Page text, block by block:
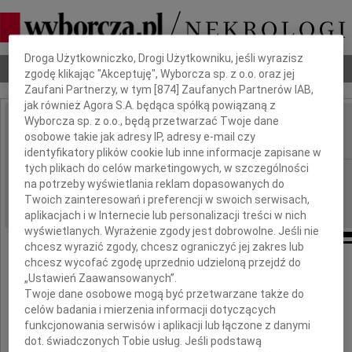
Nekrologi Odeszli Poradnik pogrzebowy
IMIĘ I NAZWISKO: Panagiotis Mitsis
REGION: Gdańsk
DATA EMISJI: 09.11.2011
Z głębokim żalem zawiadamiamy,
zmarł ukochany Mąż, Tatuś i Dziadziuś
Dbamy o Twoją prywatność
Droga Użytkowniczko, Drogi Użytkowniku, jeśli wyrazisz
zgodę klikając "Akceptuję", Wyborcza sp. z o.o. oraz jej
Zaufani Partnerzy, w tym [874 ] Zaufanych Partnerów IAB,
jak również Agora S.A. będąca spółką powiązaną z
Wyborcza sp. z o.o., będą przetwarzać Twoje dane
osobowe takie jak adresy IP, adresy e-mail czy
identyfikatory plików cookie lub inne informacje zapisane w
tych plikach do celów marketingowych, w szczególności
na potrzeby wyświetlania reklam dopasowanych do
Twoich zainteresowań i preferencji w swoich serwisach,
aplikacjach i w Internecie lub personalizacji treści w nich
wyświetlanych. Wyrażenie zgody jest dobrowolne. Jeśli nie
chcesz wyrazić zgody, chcesz ograniczyć jej zakres lub
chcesz wycofać zgodę uprzednio udzieloną przejdź do
„Ustawień Zaawansowanych”.
Twoje dane osobowe mogą być przetwarzane także do
celów badania i mierzenia informacji dotyczących
funkcjonowania serwisów i aplikacji lub łączone z danymi
dot. świadczonych Tobie usług. Jeśli podstawą